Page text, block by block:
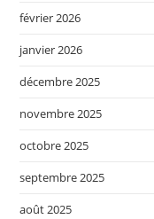
février 2026
janvier 2026
décembre 2025
novembre 2025
octobre 2025
septembre 2025
août 2025